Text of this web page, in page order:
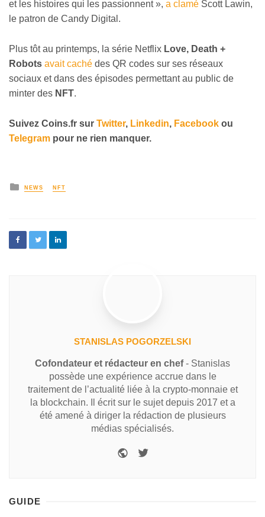
et les histoires qui les passionnent », a clamé Scott Lawin,
le patron de Candy Digital.
Plus tôt au printemps, la série Netflix Love, Death +
Robots avait caché des QR codes sur ses réseaux
sociaux et dans des épisodes permettant au public de
minter des NFT.
Suivez Coins.fr sur Twitter, Linkedin, Facebook ou
Telegram pour ne rien manquer.
NEWS NFT
STANISLAS POGORZELSKI
Cofondateur et rédacteur en chef- Stanislas
possède une expérience accrue dans le
traitement de l’actualité liée à la crypto-monnaie et
la blockchain. Il écrit sur le sujet depuis 2017 et a
été amené à diriger la rédaction de plusieurs
médias spécialisés.
GUIDE